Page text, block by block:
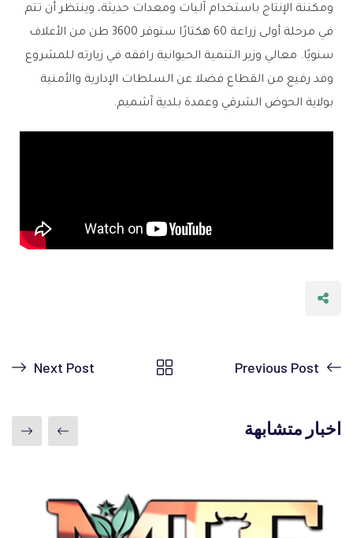
ومكننة الإنتاج باستخدام آليات ومعدات حديثة، وينتظر أن تتم
في مرحلة أولى زراعة 60 هكتارًا ستوفر 3600 طن من الأعلاف
سنويًا. معالي وزير التنمية الحيوانية رافقه في زيارته للمشروع
وفد رفيع من القطاع فضلا عن السلطات الإدارية والأمنية
بولاية الحوض الشرقي وعمدة بلدية آشميم.
Previous Post
Next Post
اخبار متشابهة